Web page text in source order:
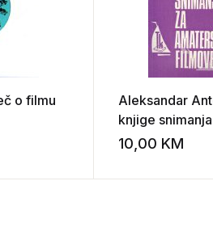
o filmu
Add to wishlist
Aleksandar
knjige
filmove
10,00 KM